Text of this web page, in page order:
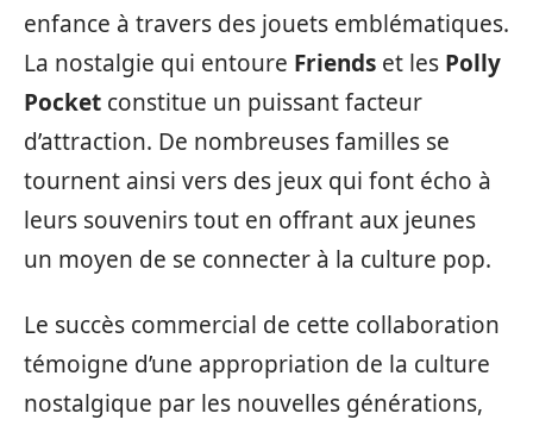
enfance à travers des jouets emblématiques.
La nostalgie qui entoure Friends et les Polly
Pocket constitue un puissant facteur
d’attraction. De nombreuses familles se
tournent ainsi vers des jeux qui font écho à
leurs souvenirs tout en offrant aux jeunes
un moyen de se connecter à la culture pop.
Le succès commercial de cette collaboration
témoigne d’une appropriation de la culture
nostalgique par les nouvelles générations,